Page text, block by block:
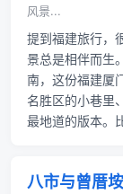
风景...
提到福建旅行，
景总是相伴而生
南，这份福建厦
名胜区的小巷里
最地道的版本。
八市与曾厝